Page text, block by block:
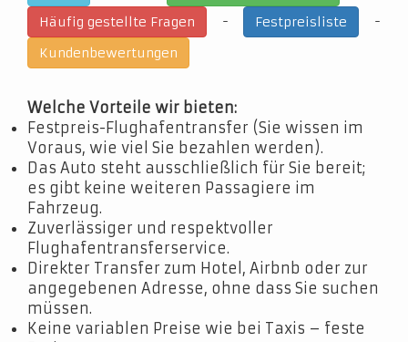
Häufig gestellte Fragen
- Festpreisliste
-
Kundenbewertungen
Welche Vorteile wir bieten:
Festpreis-Flughafentransfer (Sie wissen im
Voraus, wie viel Sie bezahlen werden).
Das Auto steht ausschließlich für Sie bereit;
es gibt keine weiteren Passagiere im
Fahrzeug.
Zuverlässiger und respektvoller
Flughafentransferservice.
Direkter Transfer zum Hotel, Airbnb oder zur
angegebenen Adresse, ohne dass Sie suchen
müssen.
Keine variablen Preise wie bei Taxis – feste